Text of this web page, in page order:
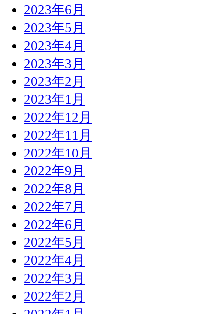
2023年6月
2023年5月
2023年4月
2023年3月
2023年2月
2023年1月
2022年12月
2022年11月
2022年10月
2022年9月
2022年8月
2022年7月
2022年6月
2022年5月
2022年4月
2022年3月
2022年2月